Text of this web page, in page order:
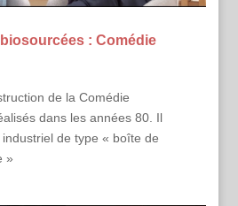
: Comédie
de la Comédie
dans les années 80. Il
industriel de type « boîte de
»